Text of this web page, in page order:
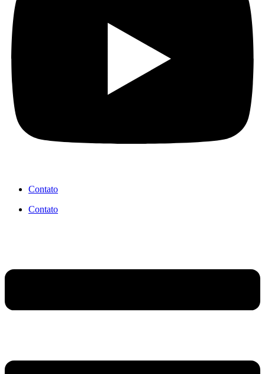
Contato
Contato